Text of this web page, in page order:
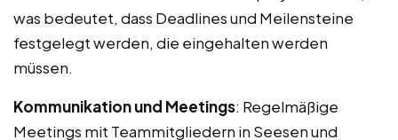
was bedeutet, dass Deadlines und Meilensteine
festgelegt werden, die eingehalten werden
müssen.
Kommunikation und Meetings: Regelmäßige
Meetings mit Teammitgliedern in Seesen und